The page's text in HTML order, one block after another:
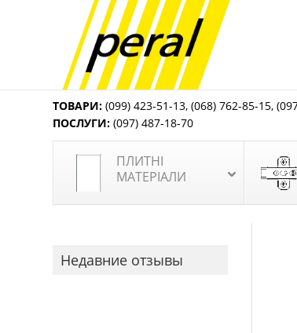
ТОВАРИ: (099) 423-51-13,(068) 762-85-15,
ПОСЛУГИ: (097) 487-18-70
ПЛИТНІ
МАТЕРІАЛИ
Недавние отзывы